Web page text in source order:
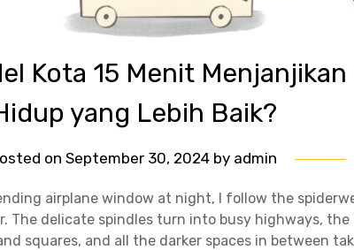
Kota 15 Menit Menjanjikan
yang Lebih Baik?
onSeptember 30, 2024 by admin
airplane window at night, I follow the
The delicate spindles turn into busy highways, the
squares, and all the darker spaces in between